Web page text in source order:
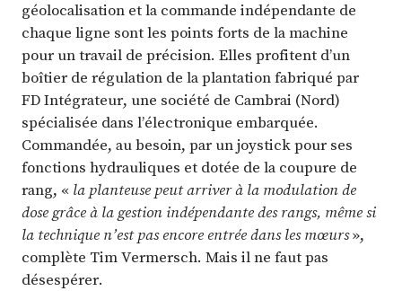
géolocalisation et la commande indépendante de
chaque ligne sont les points forts de la machine
pour un travail de précision. Elles profitent d’un
boîtier de régulation de la plantation fabriqué par
FD Intégrateur, une société de Cambrai (Nord)
spécialisée dans l’électronique embarquée.
Commandée, au besoin, par un joystick pour ses
fonctions hydrauliques et dotée de la coupure de
rang, « la planteuse peut arriver à la modulation de
dose grâce à la gestion indépendante des rangs, même si
la technique n’est pas encore entrée dans les mœurs»,
complète Tim Vermersch. Mais il ne faut pas
désespérer.